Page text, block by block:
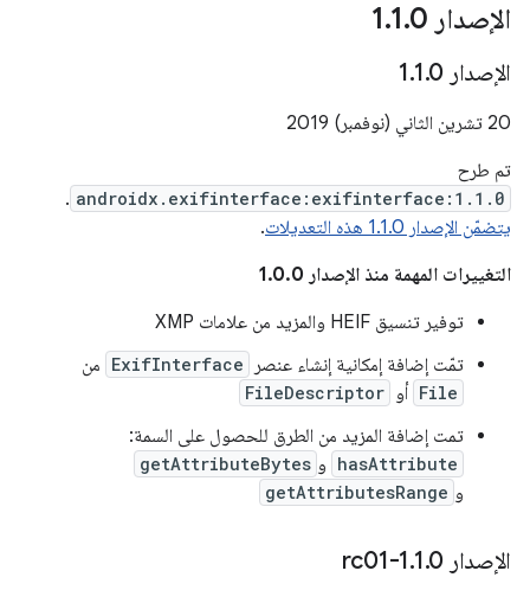
الإصدار 1 .1.0
الإصدار 1 .1.0
‫20 تشرين الثاني (نوفمبر) 2019
تم طرح
androidx.exifinterface:exifinterface:1.1.0
.
يتضمّن الإصدار 1.1.0 هذه التعديلات
.
التغييرات المهمة منذ الإصدار 1.0.0
توفير تنسيق HEIF والمزيد من علامات XMP
تمّت إضافة إمكانية إنشاء عنصر
ExifInterface من
File أو FileDescriptor
تمت إضافة المزيد من الطرق للحصول على السمة:
hasAttribute و getAttributeBytes
و getAttributesRange
الإصدار 1 .1.0-rc01